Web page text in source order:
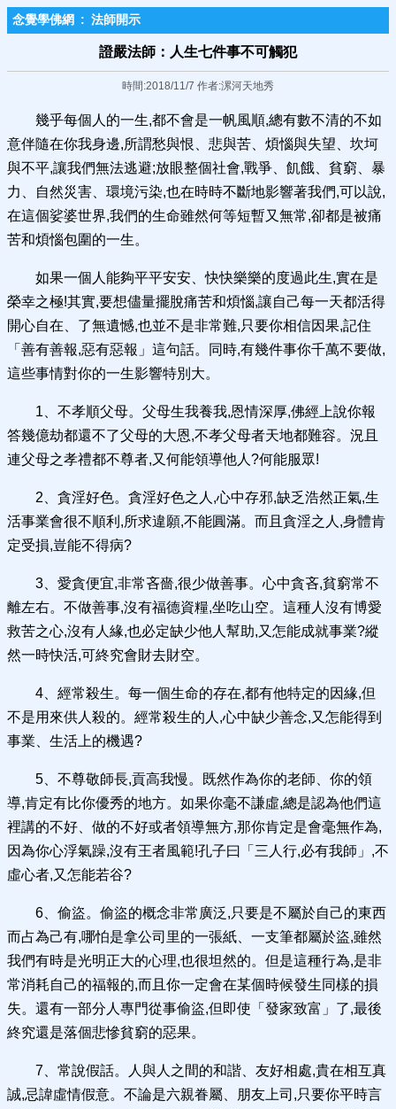
念覺學佛網 : 法師開示
證嚴法師：人生七件事不可觸犯
時間:2018/11/7 作者:漯河天地秀
幾乎每個人的一生,都不會是一帆風順,總有數不清的不如
意伴隨在你我身邊,所謂愁與恨、悲與苦、煩惱與失望、坎坷
與不平,讓我們無法逃避;放眼整個社會,戰爭、飢餓、貧窮、暴
力、自然災害、環境污染,也在時時不斷地影響著我們,可以說,
在這個娑婆世界,我們的生命雖然何等短暫又無常,卻都是被痛
苦和煩惱包圍的一生。
如果一個人能夠平平安安、快快樂樂的度過此生,實在是
榮幸之極!其實,要想儘量擺脫痛苦和煩惱,讓自己每一天都活得
開心自在、了無遺憾,也並不是非常難,只要你相信因果,記住
「善有善報,惡有惡報」這句話。同時,有幾件事你千萬不要做,
這些事情對你的一生影響特別大。
1、不孝順父母。父母生我養我,恩情深厚,佛經上說你報
答幾億劫都還不了父母的大恩,不孝父母者天地都難容。況且
連父母之孝禮都不尊者,又何能領導他人?何能服眾!
2、貪淫好色。貪淫好色之人,心中存邪,缺乏浩然正氣,生
活事業會很不順利,所求違願,不能圓滿。而且貪淫之人,身體肯
定受損,豈能不得病?
3、愛貪便宜,非常吝嗇,很少做善事。心中貪吝,貧窮常不
離左右。不做善事,沒有福德資糧,坐吃山空。這種人沒有博愛
救苦之心,沒有人緣,也必定缺少他人幫助,又怎能成就事業?縱
然一時快活,可終究會財去財空。
4、經常殺生。每一個生命的存在,都有他特定的因緣,但
不是用來供人殺的。經常殺生的人,心中缺少善念,又怎能得到
事業、生活上的機遇?
5、不尊敬師長,貢高我慢。既然作為你的老師、你的領
導,肯定有比你優秀的地方。如果你毫不謙虛,總是認為他們這
裡講的不好、做的不好或者領導無方,那你肯定是會毫無作為,
因為你心浮氣躁,沒有王者風範!孔子曰「三人行,必有我師」,不
虛心者,又怎能若谷?
6、偷盜。偷盜的概念非常廣泛,只要是不屬於自己的東西
而占為己有,哪怕是拿公司里的一張紙、一支筆都屬於盜,雖然
我們有時是光明正大的心理,也很坦然的。但是這種行為,是非
常消耗自己的福報的,而且你一定會在某個時候發生同樣的損
失。還有一部分人專門從事偷盜,但即使「發家致富」了,最後
終究還是落個悲慘貧窮的惡果。
7、常說假話。人與人之間的和諧、友好相處,貴在相互真
誠,忌諱虛情假意。不論是六親眷屬、朋友上司,只要你平時言